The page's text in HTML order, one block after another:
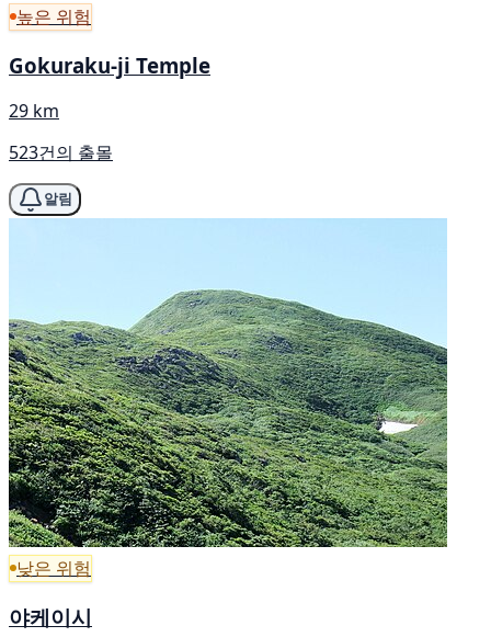
높은 위험
Gokuraku-ji Temple
29 km
523건의 출몰
알림
낮은 위험
야케이시